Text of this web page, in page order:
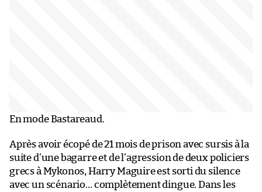
En mode Bastareaud.
Après avoir écopé de 21 mois de prison avec sursis à la
suite d’une bagarre et de l’agression de deux policiers
grecs à Mykonos, Harry Maguire est sorti du silence
avec un scénario… complètement dingue. Dans les